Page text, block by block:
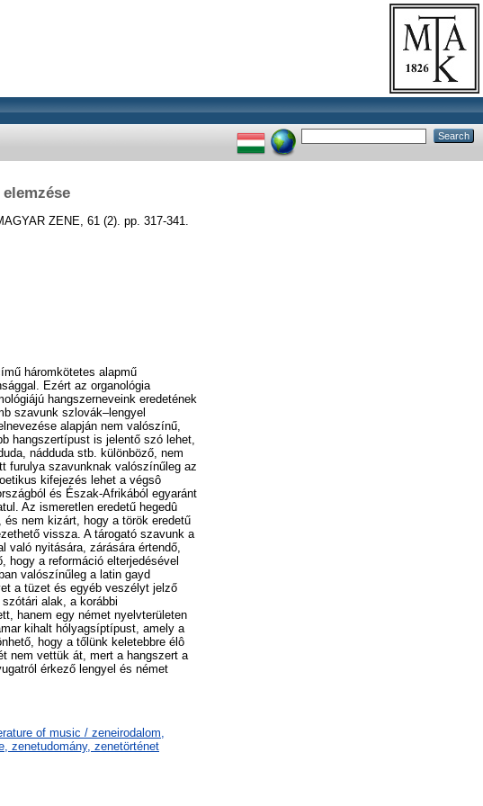
ZENE, 61 (2). pp. 317-341.
háromkötetes alapmű
Ezért az organológia
hangszerneveink eredetének
szavunk szlovák–lengyel
alapján nem valószínű,
hangszertípust is jelentő szó lehet,
nádduda stb. különböző, nem
furulya szavunknak valószínűleg az
kifejezés lehet a végsô
és Észak-Afrikából egyaránt
Az ismeretlen eredetű hegedû
nem kizárt, hogy a török eredetű
vissza. A tárogató szavunk a
való nyitására, zárására értendő,
hogy a reformáció elterjedésével
valószínűleg a latin gayd
a tüzet és egyéb veszélyt jelző
alak, a korábbi
hanem egy német nyelvterületen
kihalt hólyagsíptípust, amely a
hogy a tőlünk keletebbre élô
nem vettük át, mert a hangszert a
érkező lengyel és német
of music / zeneirodalom,
zenetudomány, zenetörténet